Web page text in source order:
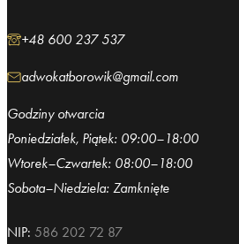
NIP: 586 202 72 87
+48 600 237 537
adwokatborowik@gmail.com
Godziny otwarcia
Poniedziałek, Piątek: 09:00–18:00
Wtorek–Czwartek: 08:00–18:00
Sobota–Niedziela: Zamknięte